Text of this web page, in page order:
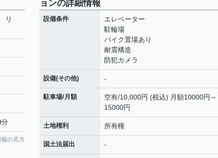
リ
分
報の見方
ョンの詳細情報
設備条件
エレベーター
駐輪場
バイク置場あり
耐震構造
防犯カメラ
設備(その他) -
駐車場/月額
空有/10,000円 (税込) 月額10000円～
15000円
土地権利 所有権
国土法届出 -